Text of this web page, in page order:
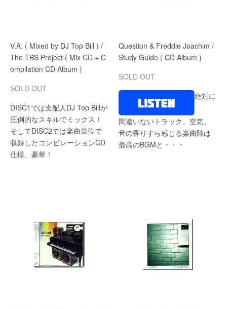
V.A. ( Mixed by DJ Top Bill ) /
The TBS Project ( Mix CD + C
ompilation CD Album )
SOLD OUT
DISC1では支配人DJ Top Billが
圧倒的なスキルでミックス！
そしてDISC2では楽曲単位で
収録したコンピレーションCD
仕様、豪華！
Question & Freddie Joachim /
Study Guide ( CD Album )
SOLD OUT
絶対に
間違いないトラック、空気、
音の香りすら感じる楽曲陣は
最高のBGMと・・・